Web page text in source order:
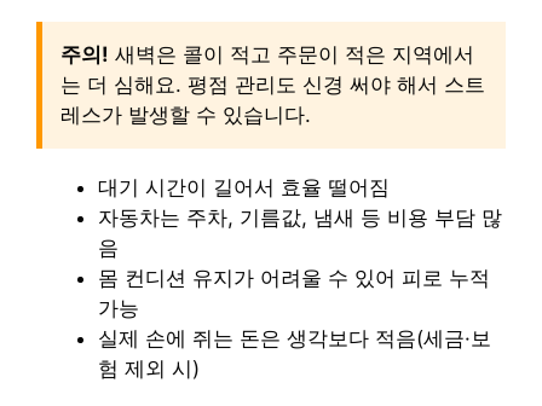
주의! 새벽은 콜이 적고 주문이 적은 지역에서
는 더 심해요. 평점 관리도 신경 써야 해서 스트
레스가 발생할 수 있습니다.
대기 시간이 길어서 효율 떨어짐
자동차는 주차, 기름값, 냄새 등 비용 부담 많
음
몸 컨디션 유지가 어려울 수 있어 피로 누적
가능
실제 손에 쥐는 돈은 생각보다 적음(세금·보
험 제외 시)